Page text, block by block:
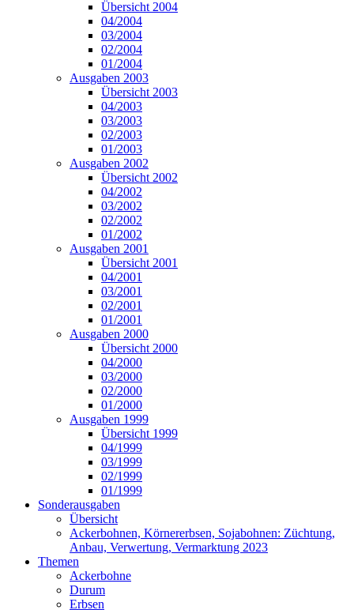
Übersicht 2004
04/2004
03/2004
02/2004
01/2004
Ausgaben 2003
Übersicht 2003
04/2003
03/2003
02/2003
01/2003
Ausgaben 2002
Übersicht 2002
04/2002
03/2002
02/2002
01/2002
Ausgaben 2001
Übersicht 2001
04/2001
03/2001
02/2001
01/2001
Ausgaben 2000
Übersicht 2000
04/2000
03/2000
02/2000
01/2000
Ausgaben 1999
Übersicht 1999
04/1999
03/1999
02/1999
01/1999
Sonderausgaben
Übersicht
Ackerbohnen, Körnererbsen, Sojabohnen: Züchtung,
Anbau, Verwertung, Vermarktung 2023
Themen
Ackerbohne
Durum
Erbsen